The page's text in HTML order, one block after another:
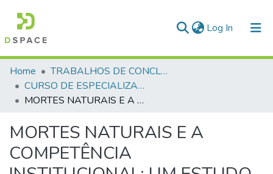
Log In (current)
Communities & Collections
All of DSpace
Home
TRABALHOS DE CONCLUSÃO DE CURSO - CEGESP (CURSO DE ESPECIALIZAÇÃO EM GERENCIAMENTO EM SEGURANÇA PÚBLICA)
CURSO DE ESPECIALIZAÇÃO EM GERENCIAMENTO EM SEGURANÇA PÚBLICA - CEGESP - 2025
MORTES NATURAIS E A COMPETÊNCIA INSTITUCIONAL: UM ESTUDO SOBRE OS ENCAMINHAMENTOS INDEVIDOS
MORTES NATURAIS E A
COMPETÊNCIA